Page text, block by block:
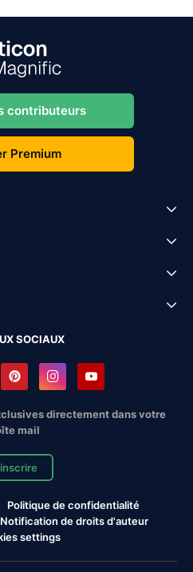
contributeurs
Premium
SOCIAUX
directement dans votre
mail
Politique de confidentialité
Notification de droits d'auteur
settings